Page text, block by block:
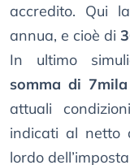
accredito. Qui
annua, e cioè di
In ultimo
somma di
attuali
indicati al netto
lordo